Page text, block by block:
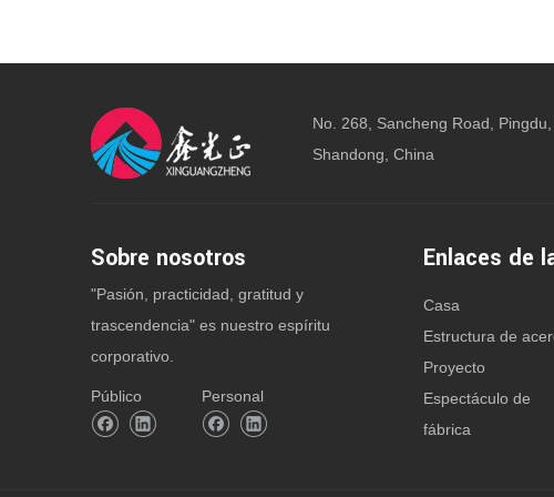
No. 268, Sancheng Road, Pingdu,
Shandong, China
Sobre nosotros
"Pasión, practicidad, gratitud y
trascendencia" es nuestro espíritu
corporativo.
Público Personal
Enlaces de
Casa
Estructura de
Proyecto
Espectáculo de
fábrica